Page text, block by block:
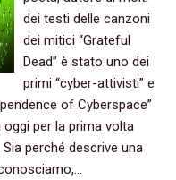
dei testi delle canzoni
dei mitici “Grateful
Dead” è stato uno dei
primi “cyber-attivisti” e
of Cyberspace”
oggi per la prima volta
perché descrive una